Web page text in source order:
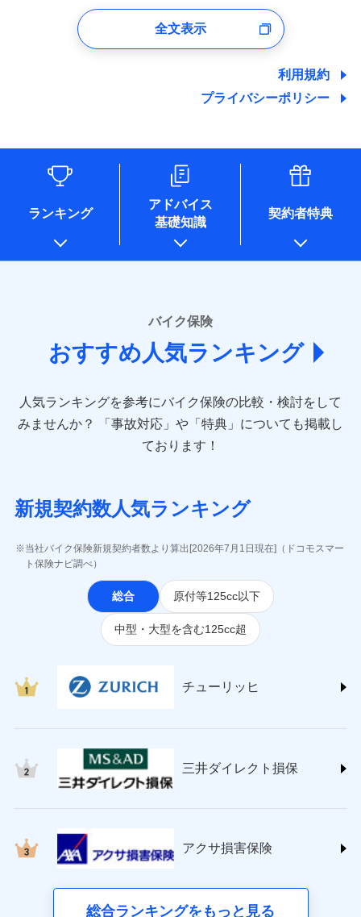
ユーザー登録受付および、管理のため
しくは委託を受けている保険会社・提携会社の保険その他に
た維持管理等の委託業務遂行のため、またそれらに付帯、関
情報を取引のある他の保険会社の商品・サービスをご提案す
るために利用させていただくことがあります。）
各種セミナーの開催のため
アンケートやキャンペーン等の実施のため
上記に係る案内・手続き・管理等付帯業務を行うため
* 当社が委託を受けている保険会社の情報は、保険会社
のホームページに掲載しておりますので、ご確認くださ
あいおいニッセイ同和損害保険株式会社
(https://www.aioinissaydowa.co.jp/)
アクサ損害保険株式会社 (https://www.axa-
アニコム損害保険株式会社 (https://www.anicom-
sompo.co.jp/)
東京海上ダイレクト損害保険株式会社
(https://www.e-design.net/)
ＳＢＩ損害保険株式会社
ジェイアイ傷害火災保険株式会社
(https://www.jihoken.co.jp/)
ソニー損害保険株式会社
(https://www.sonysonpo.co.jp/)
損害保険ジャパン株式会社 (https://www.sompo-
japan.co.jp/)
ＳＯＭＰＯダイレクト損害保険株式会社
チューリッヒ保険会社 (https://www.zurich.co.jp/)
(https://www.nisshinfire.co.jp/)
ペット＆ファミリー損害保険株式会社
(https://www.petfamilyins.co.jp/)
三井住友海上火災保険株式会社 (https://www.ms-
三井ダイレクト損害保険株式会社
(https://www.mitsui-direct.co.jp/)
全文表示
利用規約
プライバシーポリシー
ランキング
アドバイス
基礎知識
契約者特典
バイク保険
おすすめ人気ランキング
人気ランキングを参考にバイク保険の比較・検討をして
みませんか？
「事故対応」や「特典」についても掲載し
ております！
新規契約数人気ランキング
当社バイク保険新規契約者数より算出[2026年7月1日現在]（ドコモスマー
ト保険ナビ調べ）
総合 原付等125cc以下
中型・大型を含む125cc超
チューリッヒ
三井ダイレクト損保
アクサ損害保険
総合ランキングをもっと見る